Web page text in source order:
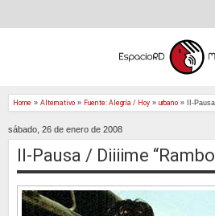
Home » Alternativo » Fuente: Alegría / Hoy » urbano » II-
sábado, 26 de enero de 2008
II-Pausa / Diiiime